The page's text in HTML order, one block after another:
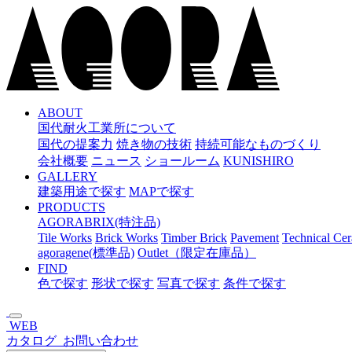
コ
ン
ABOUT
国代耐火工業所について
国代の提案力 焼き物の技術 持続可能なものづくり
会社概要 ニュース ショールーム KUNISHIRO
GALLERY
建築用途で探す MAPで探す
PRODUCTS
AGORABRIX(特注品)
Tile Works Brick Works Timber Brick Pavement Technical
agoragene(標準品) Outlet（限定在庫品）
FIND
色で探す 形状で探す 写真で探す 条件で探す
WEB
カタログ お問い合わせ